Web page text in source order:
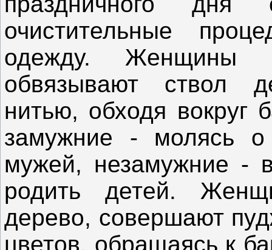
очистительные
одежду. Женщины
обвязывают ствол
нитью, обходя вокруг
замужние - молясь
мужей, незамужние -
родить детей.
дерево, совершают
цветов, обращаясь к